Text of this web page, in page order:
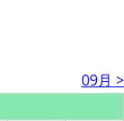
09月 >